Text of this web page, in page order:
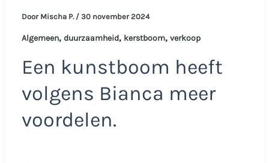
Door Mischa P. / 30 november 2024
Algemeen, duurzaamheid, kerstboom, verkoop
Een kunstboom heeft
volgens Bianca meer
voordelen.